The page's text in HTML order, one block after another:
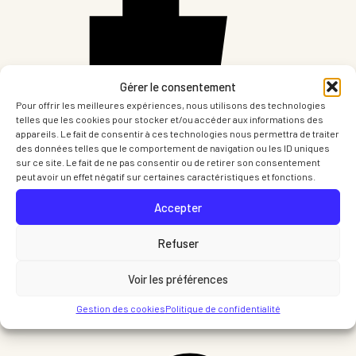
Gérer le consentement
Pour offrir les meilleures expériences, nous utilisons des technologies
telles que les cookies pour stocker et/ou accéder aux informations des
appareils. Le fait de consentir à ces technologies nous permettra de traiter
des données telles que le comportement de navigation ou les ID uniques
sur ce site. Le fait de ne pas consentir ou de retirer son consentement
peut avoir un effet négatif sur certaines caractéristiques et fonctions.
Accepter
Refuser
Voir les préférences
Gestion des cookiesPolitique de confidentialité